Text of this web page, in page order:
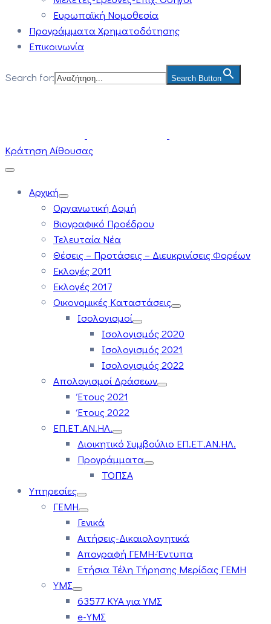
Ευρωπαϊκή Νομοθεσία
Προγράμματα Χρηματοδότησης
Επικοινωνία
Search for: Search Button
Κράτηση Αίθουσας
Αρχική
Οργανωτική Δομή
Βιογραφικό Προέδρου
Τελευταία Νέα
Θέσεις – Προτάσεις – Διευκρινίσεις Φορέων
Εκλογές 2011
Εκλογές 2017
Οικονομικές Καταστάσεις
Ισολογισμοί
Ισολογισμός 2020
Ισολογισμός 2021
Ισολογισμός 2022
Απολογισμοί Δράσεων
Έτους 2021
Έτους 2022
ΕΠ.ΕΤ.ΑΝ.ΗΛ.
Διοικητικό Συμβούλιο ΕΠ.ΕΤ.ΑΝ.ΗΛ.
Προγράμματα
ΤΟΠΣΑ
Υπηρεσίες
ΓΕΜΗ
Γενικά
Αιτήσεις-Δικαιολογητικά
Απογραφή ΓΕΜΗ-Έντυπα
Ετήσια Τέλη Τήρησης Μερίδας ΓΕΜΗ
ΥΜΣ
63577 ΚΥΑ για ΥΜΣ
e-ΥΜΣ